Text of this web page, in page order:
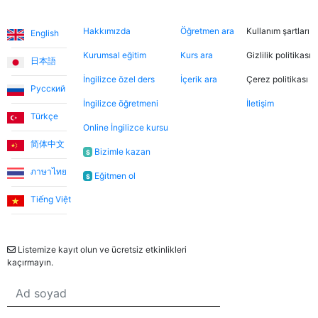
Dersler, öğretmen-öğrenci ilişkisinden çok arkadaşlık
havasında geçiyor.
Ece T.
Emma, kızıma İngilizceyi çok eğlenceli yöntemlerle
öğretiyor. Her zaman neşeli ve bu dersleri daha keyifli
hale getiriyor. Bu uygulama sayesinde Emma ile
tanışmamızı ve bize İngilizce öğretmesini büyük bir
şans olarak görüyorum.
Utku S.
Umut Hoca ile çalıştım. Türkçe desteksiz iletişim
English
日本語
Русский
Türkçe
简体中文
ภาษาไทย
Tiếng Việt
Hakkımızda
Kurumsal eğitim
İngilizce özel ders
İngilizce öğretmeni
Online İngilizce kursu
$ Bizimle kazan
$ Eğitmen ol
Öğretmen ara
Kurs ara
İçerik ara
Kullanım şartları
Gizlilik politikası
Çerez politikası
İletişim
Listemize kayıt olun ve ücretsiz etkinlikleri
kaçırmayın.